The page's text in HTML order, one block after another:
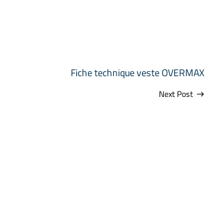
Fiche technique veste OVERMAX
Next Post east